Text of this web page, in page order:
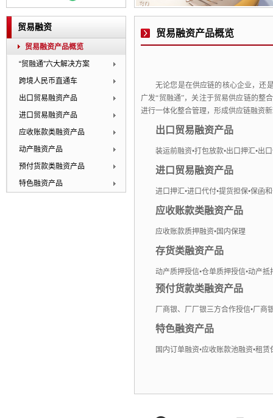
贸易融资
贸易融资产品概览
“贸融通”六大解决方案
跨境人民币直通车
出口贸易融资产品
进口贸易融资产品
应收账款类融资产品
动产融资产品
预付货款类融资产品
特色融资产品
贸易融资产品概览
无论您是在供应链的核心企业，还
广发“贸融通”，关注于贸易供应链的整
进行一体化整合管理，形成供应链融资
出口贸易融资产品
装运前融资•打包放款•出口押汇•出
进口贸易融资产品
进口押汇•进口代付•提货担保•保函
应收账款类融资产品
应收账款质押融资•国内保理
存货类融资产品
动产质押授信•仓单质押授信•动产抵
预付货款类融资产品
厂商银、厂厂银三方合作授信•厂商
特色融资产品
国内订单融资•应收账款池融资•租赁